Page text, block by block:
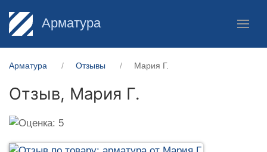
Арматура
Арматура Отзывы Мария Г.
Отзыв, Мария Г.